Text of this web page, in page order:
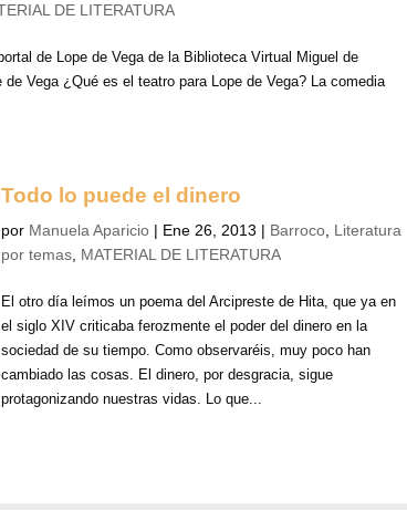
DE LITERATURA
de Lope de Vega de la Biblioteca Virtual Miguel de
Vega ¿Qué es el teatro para Lope de Vega? La comedia
Todo lo puede el dinero
por Manuela Aparicio | Ene 26, 2013 | Barroco Literatura
por temas MATERIAL DE LITERATURA
El otro día leímos un poema del Arcipreste de Hita, que ya en
el siglo XIV criticaba ferozmente el poder del dinero en la
sociedad de su tiempo. Como observaréis, muy poco han
cambiado las cosas. El dinero, por desgracia, sigue
protagonizando nuestras vidas. Lo que...